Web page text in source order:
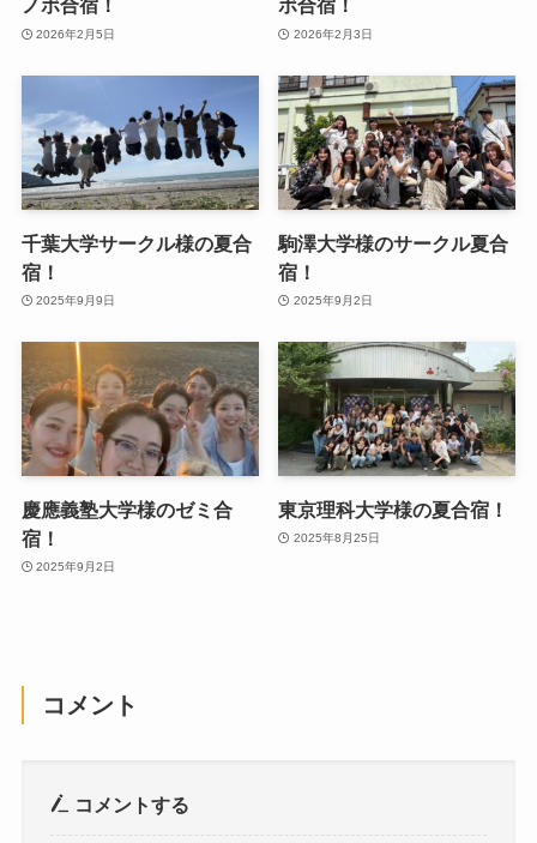
ノボ合宿！
2026年2月5日
ボ合宿！
2026年2月3日
千葉大学サークル様の夏合
宿！
2025年9月9日
駒澤大学様のサークル夏合
宿！
2025年9月2日
慶應義塾大学様のゼミ合
宿！
2025年9月2日
東京理科大学様の夏合宿！
2025年8月25日
コメント
コメントする